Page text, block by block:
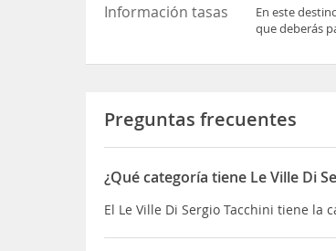
Información tasas
En este
que deberás
Preguntas frecuentes
¿Qué categoría tiene Le Ville Di
El Le Ville Di Sergio Tacchini tiene la